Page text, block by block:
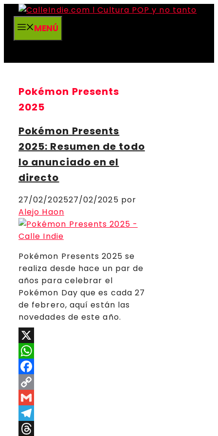
Saltar
contenidoMENÚ
Pokémon Presents
2025
Pokémon Presents
2025: Resumen de todo
lo anunciado en el
directo
27/02/202527/02/2025 por
Alejo Haon
Pokémon Presents 2025 se
realiza desde hace un par de
años para celebrar el
Pokémon Day que es cada 27
de febrero, aquí están las
novedades de este año.
X
WhatsApp
Facebook
Copy
Link
Gmail
Telegram